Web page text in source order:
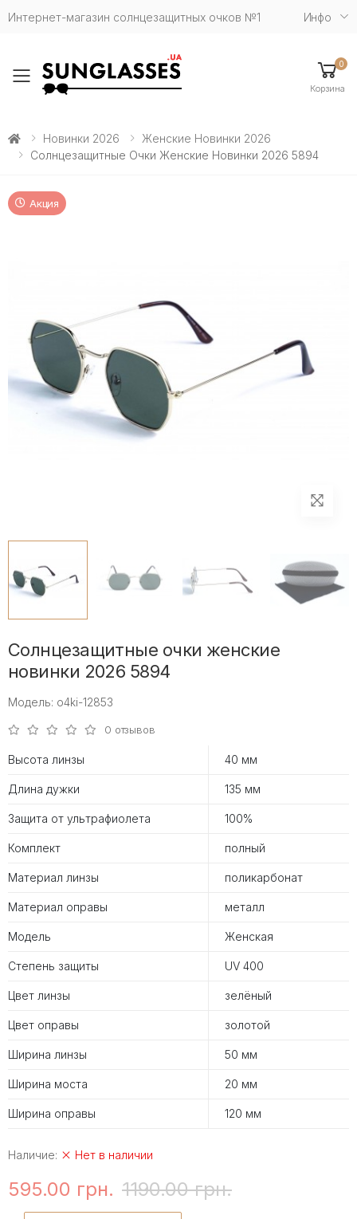
Интернет-магазин солнцезащитных очков №1 Инфо
Toggle mobile menu
0
Корзина
Новинки 2026
Женские Новинки 2026
Солнцезащитные Очки Женские Новинки 2026 5894
Акция
Солнцезащитные очки женские
новинки 2026 5894
Модель: o4ki-12853
0 отзывов
Высота линзы 40 мм
Длина дужки 135 мм
Защита от ультрафиолета 100%
Комплект полный
Материал линзы поликарбонат
Материал оправы металл
Модель Женская
Степень защиты UV 400
Цвет линзы зелёный
Цвет оправы золотой
Ширина линзы 50 мм
Ширина моста 20 мм
Ширина оправы 120 мм
Наличие: Нет в наличии
595.00 грн. 1190.00 грн.